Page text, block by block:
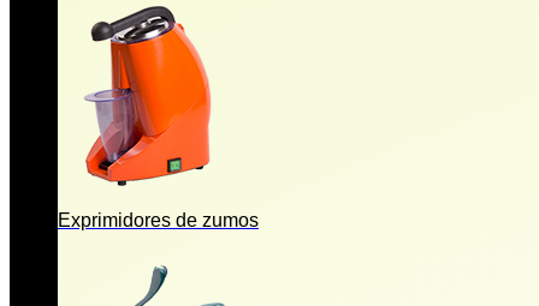
Exprimidores de zumos